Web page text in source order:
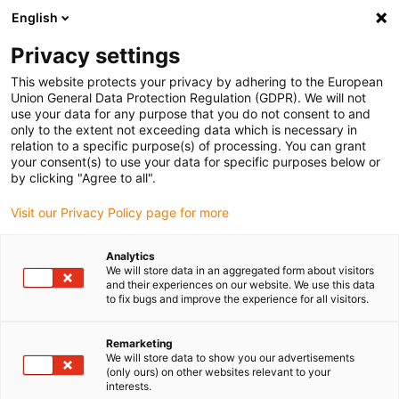
Vyberte místo pro doručení
Výběr stránky země/oblasti může ovlivnit různé faktory
Zobrazit všechna místa
Přejít na www.igus.com
Domovská stránka Služby Testování A Integrace
Testování a integrace: Od
nápadu k výrobě
English
Privacy settings
This website protects your privacy by adhering to the European
Union General Data Protection Regulation (GDPR). We will not
use your data for any purpose that you do not consent to and
only to the extent not exceeding data which is necessary in
relation to a specific purpose(s) of processing. You can grant
your consent(s) to use your data for specific purposes below or
by clicking "Agree to all".
Visit our Privacy Policy page for more
Analytics
We will store data in an aggregated form about visitors
and their experiences on our website. We use this data
to fix bugs and improve the experience for all visitors.
Remarketing
We will store data to show you our advertisements
(only ours) on other websites relevant to your
interests.